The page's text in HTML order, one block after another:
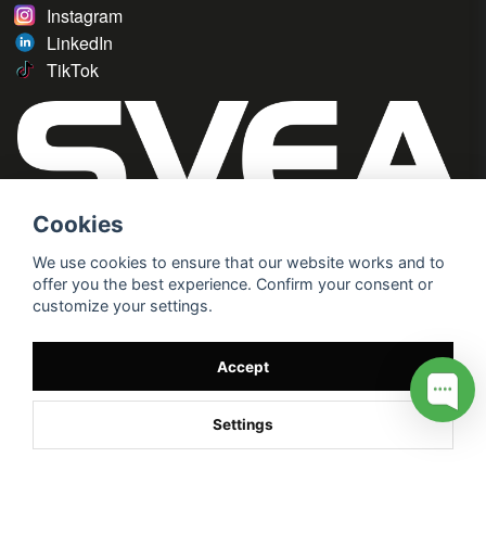
Instagram
LinkedIn
TikTok
Cookies
We use cookies to ensure that our website works and to
offer you the best experience. Confirm your consent or
customize your settings.
Accept
Settings